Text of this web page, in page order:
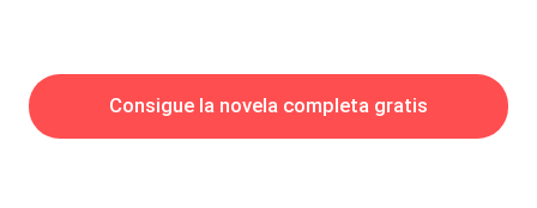
Consigue la novela completa gratis